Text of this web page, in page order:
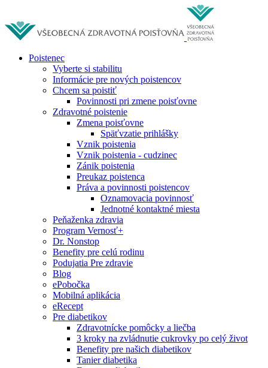
Poistenec
Vyberte si stabilitu
Informácie pre nových poistencov
Chcem sa poistiť
Povinnosti pri zmene poisťovne
Zdravotné poistenie
Zmena poisťovne
Späťvzatie prihlášky
Vznik poistenia
Vznik poistenia - cudzinec
Zánik poistenia
Preukaz poistenca
Práva a povinnosti poistencov
Oznamovacia povinnosť
Jednotné kontaktné miesta
Peňaženka zdravia
Program Vernosť+
Dr. Nonstop
Benefity pre celú rodinu
Podujatia Pre zdravie
Blog
ePobočka
Mobilná aplikácia
eRecept
Pre diabetikov
Zdravotnícke pomôcky a liečba
3 kroky na zvládnutie cukrovky po celý život
Benefity pre našich diabetikov
Tanier diabetika